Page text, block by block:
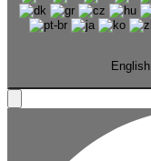
English